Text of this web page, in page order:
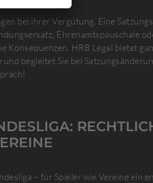
bei ihrer Vergütung. Eine
Ehrenamtspauschale
HRB Legal bietet
begleitet Sie bei
– für Spieler wie Vereine ein